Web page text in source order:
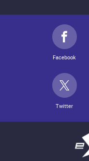
Facebook
Twitter